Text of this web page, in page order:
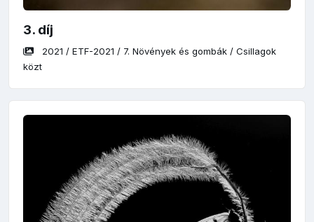
3. díj
2021 / ETF-2021 / 7. Növények és gombák / Csillagok
közt